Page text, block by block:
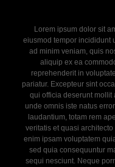
Lorem ipsum dolor sit
eiusmod tempor incididunt
ad minim veniam, quis
aliquip ex ea
reprehenderit in
pariatur. Excepteur sint
qui officia deserunt mollit
unde omnis iste natus
laudantium, totam rem
veritatis et quasi
enim ipsam voluptatem
sed quia consequuntur
sequi nesciunt. Neque